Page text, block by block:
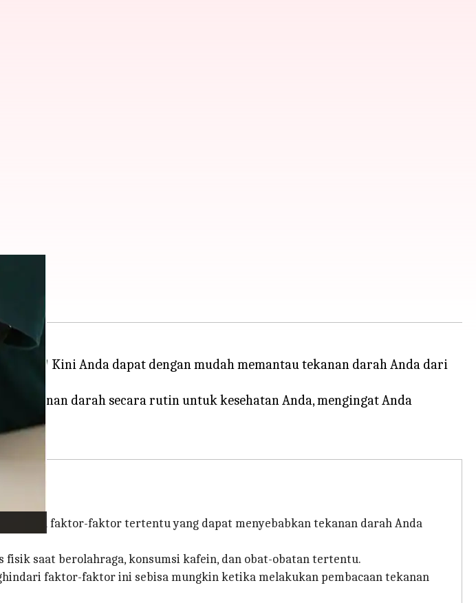
buru! Kini Anda dapat dengan mudah memantau tekanan darah Anda dari
tekanan darah secara rutin untuk kesehatan Anda, mengingat Anda
faktor-faktor tertentu yang dapat menyebabkan tekanan darah Anda
saat berolahraga, konsumsi kafein, dan obat-obatan tertentu.
faktor-faktor ini sebisa mungkin ketika melakukan pembacaan tekanan